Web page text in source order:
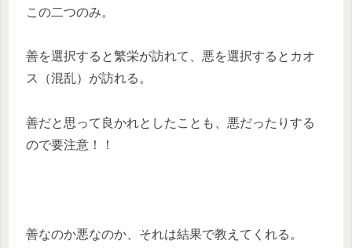
この二つのみ。
善を選択すると繁栄が訪れて、悪を選択するとカオ
ス（混乱）が訪れる。
善だと思って良かれとしたことも、悪だったりする
ので要注意！！
善なのか悪なのか、それは結果で教えてくれる。